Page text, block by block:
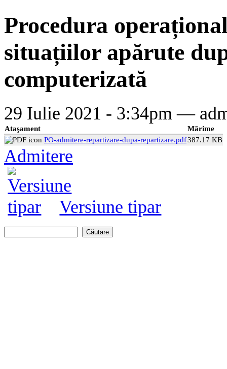
Procedura
situațiilor apărute
computerizată
29 Iulie 2021 - 3:34pm —
Ataşament
Mărime
PO-admitere-repartizare-dupa-repartizare.pdf387.17 KB
Admitere
Versiune tipar
Formular de căutare